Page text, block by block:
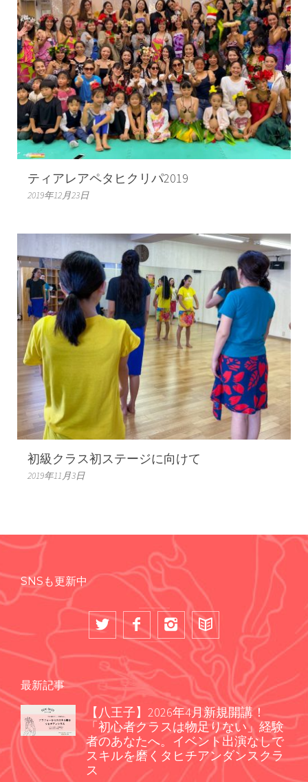
ティアレアペタヒクリパ2019
2019年12月23日
初級クラス初ステージに向けて
2019年11月3日
SNSも更新中
最新記事
【八王子】2026年4月新規開講！
「初心者クラスは物足りない」経験
者のあなたへ。イベント出演なしで
スキルを磨くタヒチアンダンスクラ
ス